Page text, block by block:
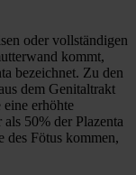
oder vollständigen
kommt,
bezeichnet. Zu den
dem Genitaltrakt
erhöhte
50% der Plazenta
des Fötus kommen,